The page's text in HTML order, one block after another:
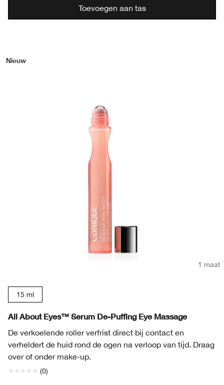
Toevoegen aan tas
Nieuw
1 maat
15 ml
All About Eyes™ Serum De-Puffing Eye Massage
De verkoelende roller verfrist direct bij contact en
verheldert de huid rond de ogen na verloop van tijd. Draag
over of onder make-up.
(0)